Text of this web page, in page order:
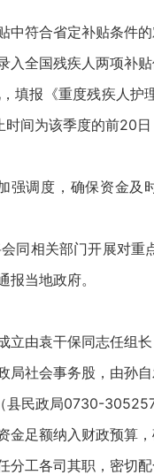
中符合省定补贴条
全国残疾人两项补贴
填报《重度残疾人
间为该季度的前20
强调度，确保资金
同相关部门开展对
当地政府。
立由袁干保同志任
社会事务股，由孙
县民政局0730-
金足额纳入财政预算
分工各司其职，密